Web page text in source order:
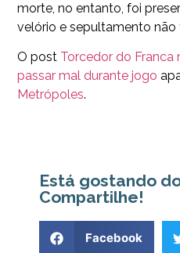
morte, no entanto, foi
velório e sepultamento não
O post Torcedor do Franca
passar mal durante jogo
Metrópoles.
Está gostando
Compartilhe!
Facebook